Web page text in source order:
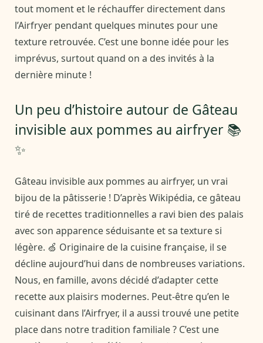
tout moment et le réchauffer directement dans
l’Airfryer pendant quelques minutes pour une
texture retrouvée. C’est une bonne idée pour les
imprévus, surtout quand on a des invités à la
dernière minute !
Un peu d’histoire autour de Gâteau
invisible aux pommes au airfryer 📚
✨
Gâteau invisible aux pommes au airfryer, un vrai
bijou de la pâtisserie ! D’après Wikipédia, ce gâteau
tiré de recettes traditionnelles a ravi bien des palais
avec son apparence séduisante et sa texture si
légère. 🍏 Originaire de la cuisine française, il se
décline aujourd’hui dans de nombreuses variations.
Nous, en famille, avons décidé d’adapter cette
recette aux plaisirs modernes. Peut-être qu’en le
cuisinant dans l’Airfryer, il a aussi trouvé une petite
place dans notre tradition familiale ? C’est une